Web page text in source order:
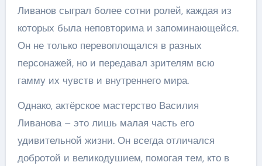
Ливанов сыграл более сотни ролей, каждая из
которых была неповторима и запоминающейся.
Он не только перевоплощался в разных
персонажей, но и передавал зрителям всю
гамму их чувств и внутреннего мира.
Однако, актёрское мастерство Василия
Ливанова – это лишь малая часть его
удивительной жизни. Он всегда отличался
добротой и великодушием, помогая тем, кто в